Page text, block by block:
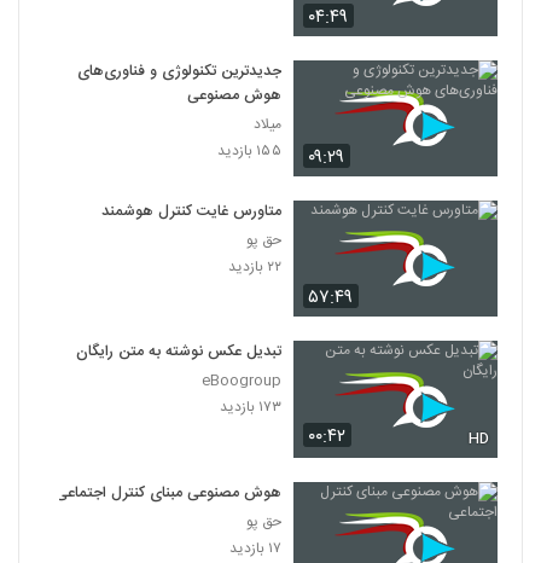
۰۴:۴۹
۰۹:۲۹
جدیدترین تکنولوژی و فناوری‌های
هوش مصنوعی
میلاد
۱۵۵ بازدید
۵۷:۴۹
متاورس غایت کنترل هوشمند
حق پو
۲۲ بازدید
۰۰:۴۲ HD
تبدیل عکس نوشته به متن رایگان
eBoogroup
۱۷۳ بازدید
هوش مصنوعی مبنای کنترل‌ اجتماعی
حق پو
۱۷ بازدید